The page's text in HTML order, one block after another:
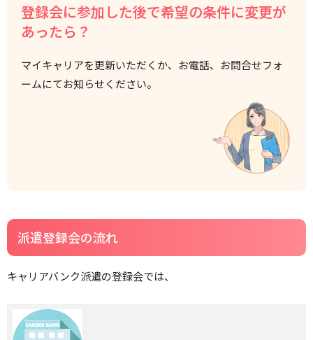
登録会に参加した後で希望の条件に変更が
あったら？
マイキャリアを更新いただくか、お電話、お問合せフォ
ームにてお知らせください。
派遣登録会の流れ
キャリアバンク派遣の登録会では、